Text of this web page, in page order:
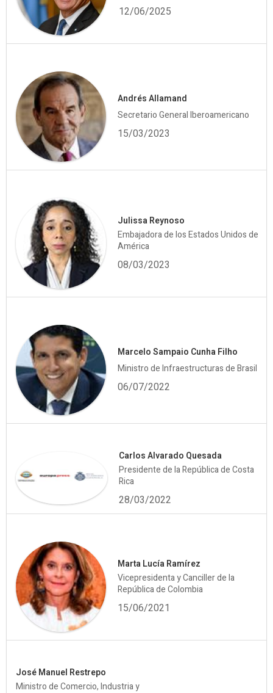
12/06/2025
Andrés Allamand
Secretario General Iberoamericano
15/03/2023
Julissa Reynoso
Embajadora de los Estados Unidos de
América
08/03/2023
Marcelo Sampaio Cunha Filho
Ministro de Infraestructuras de Brasil
06/07/2022
Carlos Alvarado Quesada
Presidente de la República de Costa
Rica
28/03/2022
Marta Lucía Ramírez
Vicepresidenta y Canciller de la
República de Colombia
15/06/2021
José Manuel Restrepo
Ministro de Comercio, Industria y